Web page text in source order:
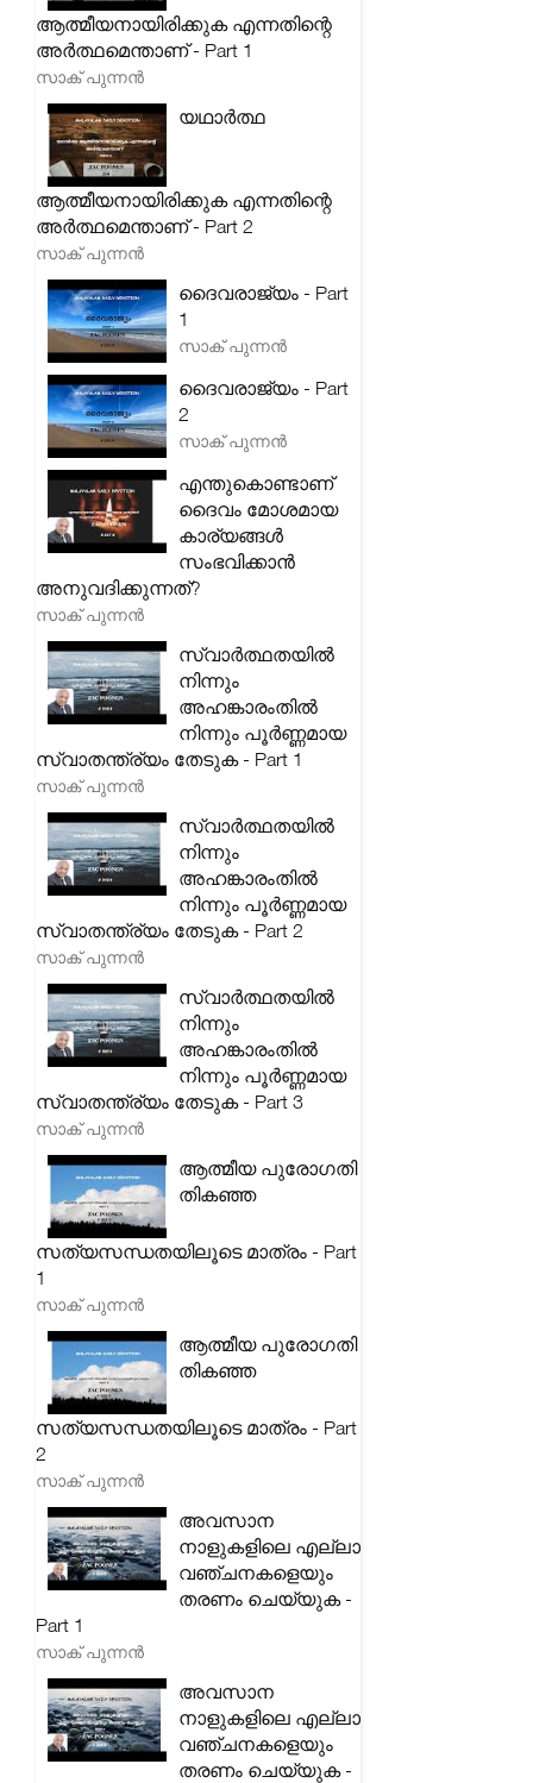
ആത്മീയനായിരിക്കുക എന്നതിന്റെ
അർത്ഥമെന്താണ് - Part 1
സാക് പുന്നൻ
യഥാർത്ഥ
ആത്മീയനായിരിക്കുക എന്നതിന്റെ
അർത്ഥമെന്താണ് - Part 2
സാക് പുന്നൻ
ദൈവരാജ്യം - Part
1
സാക് പുന്നൻ
ദൈവരാജ്യം - Part
2
സാക് പുന്നൻ
എന്തുകൊണ്ടാണ്
ദൈവം മോശമായ
കാര്യങ്ങൾ
സംഭവിക്കാൻ
അനുവദിക്കുന്നത്?
സാക് പുന്നൻ
സ്വാർത്ഥതയിൽ
നിന്നും
അഹങ്കാരംതിൽ
നിന്നും പൂർണ്ണമായ
സ്വാതന്ത്ര്യം തേടുക - Part 1
സാക് പുന്നൻ
സ്വാർത്ഥതയിൽ
നിന്നും
അഹങ്കാരംതിൽ
നിന്നും പൂർണ്ണമായ
സ്വാതന്ത്ര്യം തേടുക - Part 2
സാക് പുന്നൻ
സ്വാർത്ഥതയിൽ
നിന്നും
അഹങ്കാരംതിൽ
നിന്നും പൂർണ്ണമായ
സ്വാതന്ത്ര്യം തേടുക - Part 3
സാക് പുന്നൻ
ആത്മീയ പുരോഗതി
തികഞ്ഞ
സത്യസന്ധതയിലൂടെ മാത്രം - Part
1
സാക് പുന്നൻ
ആത്മീയ പുരോഗതി
തികഞ്ഞ
സത്യസന്ധതയിലൂടെ മാത്രം - Part
2
സാക് പുന്നൻ
അവസാന
നാളുകളിലെ എല്ലാ
വഞ്ചനകളെയും
തരണം ചെയ്യുക -
Part 1
സാക് പുന്നൻ
അവസാന
നാളുകളിലെ എല്ലാ
വഞ്ചനകളെയും
തരണം ചെയ്യുക -